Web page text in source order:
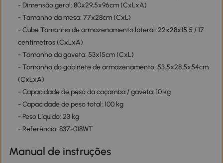
- Dimensão geral: 80x29,5x96cm (CxLxA)
- Tamanho da mesa: 77x28cm (CxL)
- Cube Tamanho de armazenamento lateral: 22x28x15.5 / 17
centímetros (CxLxA)
- Tamanho da gaveta: 53x15cm (CxL)
- Tamanho do gabinete de armazenamento: 53.5x28.5x54cm
(CxLxA)
- Capacidade de peso da caçamba / gaveta: 10 kg
- Capacidade de peso total: 100 kg
- Peso Líquido: 23 kg
- Referência: 837-018WT
Manual de instruções